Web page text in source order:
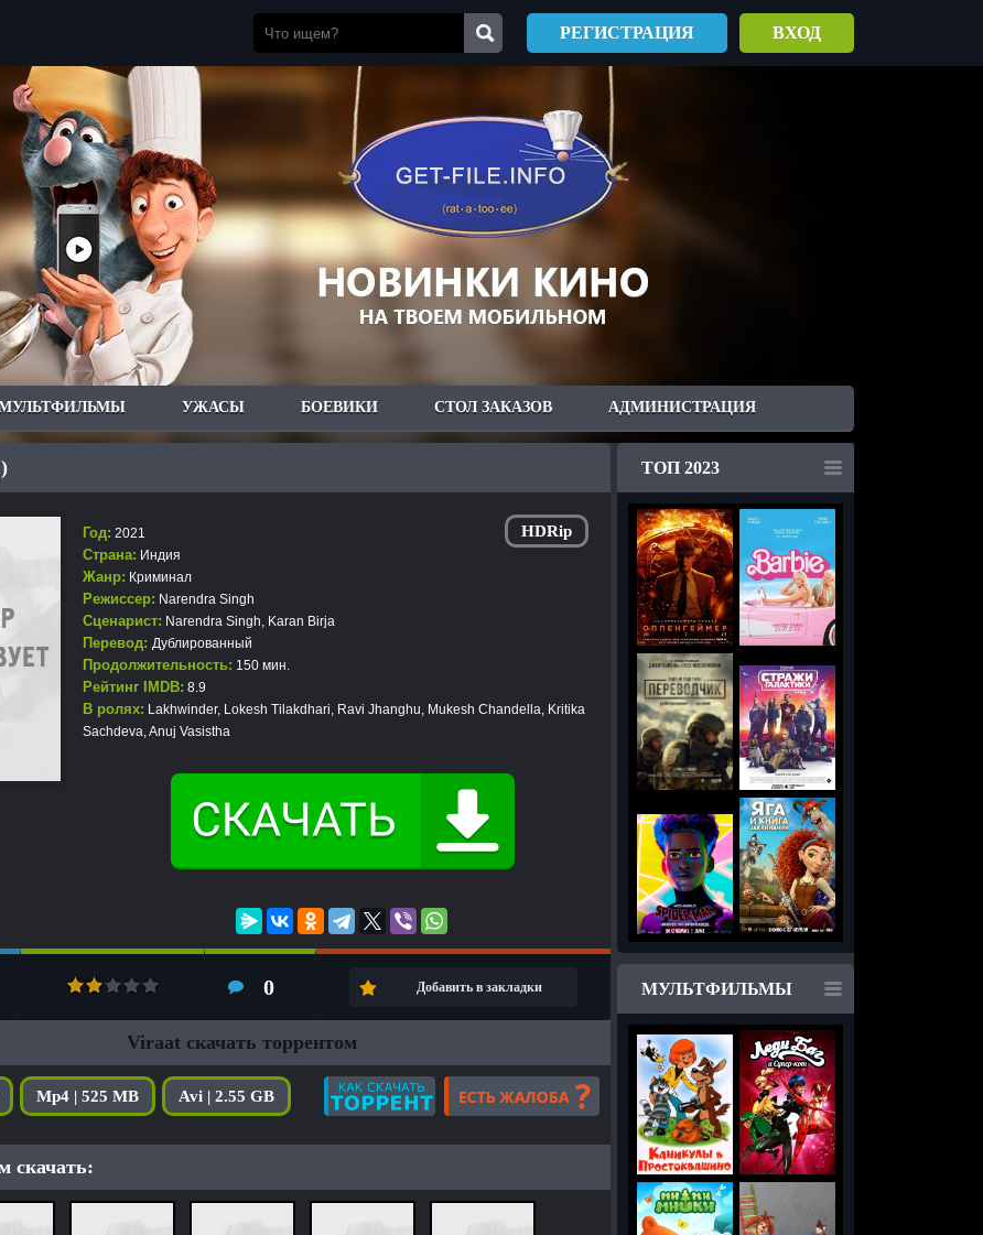
РЕГИСТРАЦИЯ ВХОД
УЖАСЫ БОЕВИКИ СТОЛ ЗАКАЗОВ АДМИНИСТРАЦИЯ
HDRip
Год: 2021
Страна: Индия
Жанр: Криминал
Режиссер: Narendra Singh
Сценарист: Narendra Singh, Karan Birja
Перевод: Дублированный
Продолжительность: 150 мин.
Рейтинг IMDB: 8.9
В ролях: Lakhwinder, Lokesh Tilakdhari, Ravi Jhanghu, Mukesh Chandella, Kritika
Sachdeva, Anuj Vasistha
0 Добавить в закладки
Viraat скачать торрентом
Mp4 | 525 MB Avi | 2.55 GB
скачать:
ТОП 2023
МУЛЬТФИЛЬМЫ